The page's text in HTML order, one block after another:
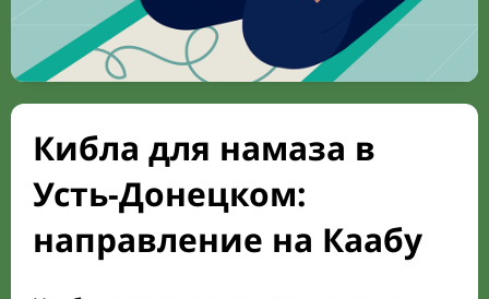
Кибла для намаза в
Усть-Донецком:
направление на Каабу